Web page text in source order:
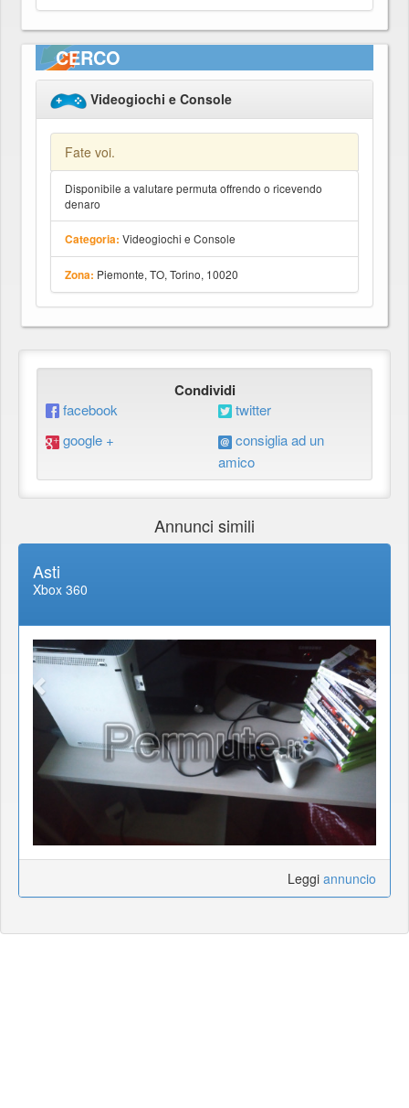
CERCO
Videogiochi e Console
Fate voi.
Disponibile a valutare permuta offrendo o ricevendo
denaro
Categoria: Videogiochi e Console
Zona: Piemonte, TO, Torino, 10020
Condividi
facebook
twitter
google +
consiglia ad un
amico
Annunci simili
Asti
Xbox 360
Leggi annuncio